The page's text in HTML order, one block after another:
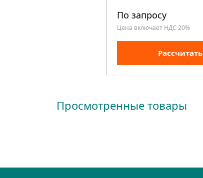
По запросу
Цена включает НДС 20%
Рассчитать
Просмотренные товары